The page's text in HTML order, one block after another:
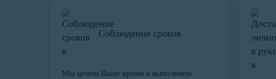
Соблюдение сроков
Мы ценим Ваше время и выполняем